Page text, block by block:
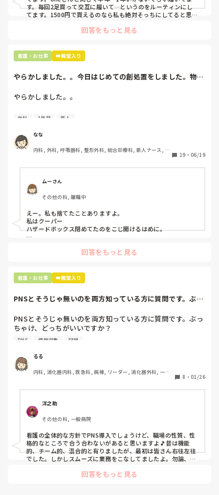
す。毎回2足買って交互に履いて…というのをルーティンにし
てます。1500円で買えるのなら私も絶対そっちにしてると思う
回答をもっと見る
看護・お仕事 👑殿堂入り
やらかしました。。今日はじめての創処置をしました。物品
やらかしました。。
今日はじめての創処置をしました。
ゴミと一緒に、ノリで鑷子達を捨てました。。
患者に使用した物品は使い捨て、という認識が頭の中にあっ
て…。
プリセプターに
「普通鑷子捨てる！？明らかに使い捨てて良いような安物じ
ゃないよね？」
「そんなミスした新人、あなたが初めてだよ」
と言われました。。
たしかに、よくよく考えてみれば
手術室で使った物品も全部滅菌して使いまわすし、
なんで頭回らなかったんだろう😭
市長さんは、
患者さんに迷惑かけたわけじゃないから大丈夫、
自分が情けなくて情けなくて😭
こんなバカな私をせめて笑い飛ばしてください笑
外科 1年目 新人
なな
内科, 外科, 呼吸器科, 整形外科, 総合診療科, 新人ナース, 脳
19 ・ 06/19
ムーさん
その他の科, 離職中
えー。私も捨てたことありますよ。
私はクーパー
ハザードボックス閉めてたのをこじ開けるはめに。
に出しちゃったり。(これは問題か💦)
回答をもっと見る
看護・お仕事 👑殿堂入り
PNSとそうじゃ無いのを両方知っている方に質問です。ぶっ
PNSとそうじゃ無いのを両方知っている方に質問です。ぶっ
ちゃけ、どっちがいいですか？
後、PNSを廃止しました。
私は、そのPNSを廃止した病棟からまだPNSをやっている病
棟に9月に異動してきました。
じざるを得ませんでした。
色々な病棟に入院したことのある患者さんも、「(私が異動
する前の病棟の方が)新人が患者から見てもよく動けてた
よ」と言っていました。
現病棟はPNSだけれども、結局は忙しくて、新人の面倒を見
てられず、清潔ケアや単純に点滴を繋げてくるなど、簡単な
仕事しか新人にさせていませんでした。PNSを廃止した病棟
では、イベントは必ずと言っていいほど新人に担当させて、
ることがどんどん増えていったと思っています。
PNS 情報収集 記録
るる
内科, 消化器内科, 救急科, 病棟, リーダー, 消化器外科, 一般
8 ・ 01/26
洋之助
その他の科, 一般病院
看護の全体的な方針でPNS導入でしょうけど、職場の性質、性
格的なところで合う合わないがあると思いますよ🎵昔は機能
的、チーム的、混合的と有りましたが、最初は皆さん右往左往
でした。しかしスムーズに業務をこなしてましたよ。勿論、指
と意見交換を行うべきと思いますよ🎵それに人手が足りないの
回答をもっと見る